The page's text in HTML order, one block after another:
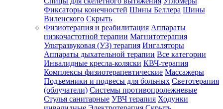
Фиксаторы конечностей Шины Беллера Шины
Виленского Скрыть
Физиотерапия и реабилитация Аппараты
низкочастотной терапии Магнитотерапия
Ультразвуковая (УЗ) терапия Ингаляторы
Аппараты дыхательной терапии Все категории
Инвалидные кресла-коляски КВЧ-терапия
Комплексы физиотерапевтические Массажеры
Подъемники и подвесы для больных Светотерапия
(облучатели) Системы противопролежневые
Стулья санитарные УВЧ терапия Ходунки